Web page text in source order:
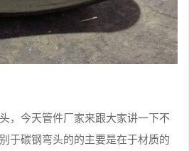
，今天管件厂家来跟大家讲一下不
于碳钢弯头的的主要是在于材质的